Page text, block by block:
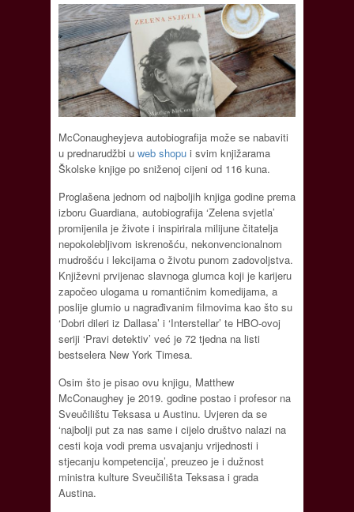
McConaugheyjeva autobiografija može se nabaviti
u prednarudžbi u web shopu i svim knjižarama
Školske knjige po sniženoj cijeni od 116 kuna.
Proglašena jednom od najboljih knjiga godine prema
izboru Guardiana, autobiografija ‘Zelena svjetla’
promijenila je živote i inspirirala milijune čitatelja
nepokolebljivom iskrenošću, nekonvencionalnom
mudrošću i lekcijama o životu punom zadovoljstva.
Književni prvijenac slavnoga glumca koji je karijeru
započeo ulogama u romantičnim komedijama, a
poslije glumio u nagrađivanim filmovima kao što su
‘Dobri dileri iz Dallasa’ i ‘Interstellar’ te HBO-ovoj
seriji ‘Pravi detektiv’ već je 72 tjedna na listi
bestselera New York Timesa.
Osim što je pisao ovu knjigu, Matthew
McConaughey je 2019. godine postao i profesor na
Sveučilištu Teksasa u Austinu. Uvjeren da se
‘najbolji put za nas same i cijelo društvo nalazi na
cesti koja vodi prema usvajanju vrijednosti i
stjecanju kompetencija’, preuzeo je i dužnost
ministra kulture Sveučilišta Teksasa i grada
Austina.